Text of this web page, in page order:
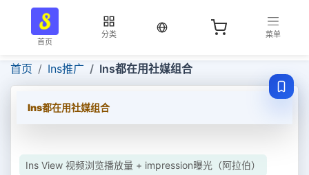
首页
分类
当前语言：中文
菜单
首页 Ins推广 Ins都在用社媒组合
Ins都在用社媒组合
Ins View 视频浏览播放量 + impression曝光（阿拉伯）